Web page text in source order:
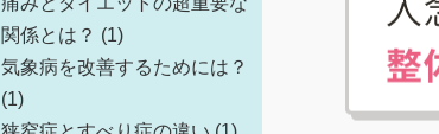
関係とは？ (1)
気象病を改善するためには？
(1)